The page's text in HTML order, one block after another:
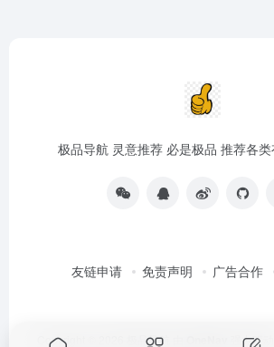
极品导航 灵意推荐 必是极品 推荐各
友链申请 免责声明 广告合作
Copyright © 2026 极品导航 强力驱动